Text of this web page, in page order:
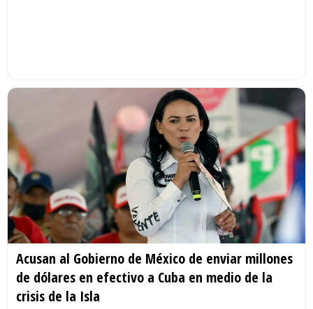
Acusan al Gobierno de México de enviar millones
de dólares en efectivo a Cuba en medio de la
crisis de la Isla